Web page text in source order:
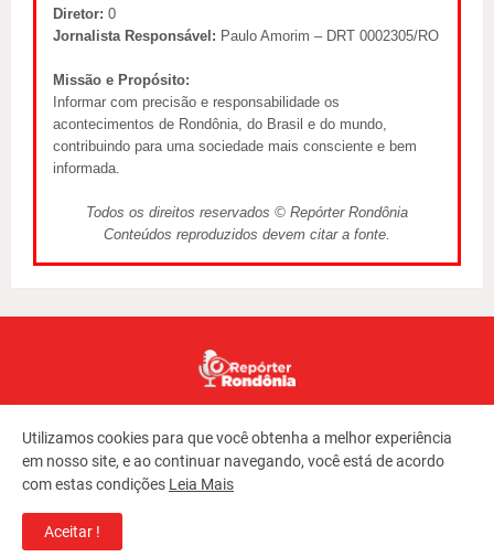
Diretor: 0
Jornalista Responsável: Paulo Amorim – DRT 0002305/RO
Missão e Propósito:
Informar com precisão e responsabilidade os
acontecimentos de Rondônia, do Brasil e do mundo,
contribuindo para uma sociedade mais consciente e bem
informada.
Todos os direitos reservados © Repórter Rondônia
Conteúdos reproduzidos devem citar a fonte.
Utilizamos cookies para que você obtenha a melhor experiência
em nosso site, e ao continuar navegando, você está de acordo
com estas condições Leia Mais
Aceitar !